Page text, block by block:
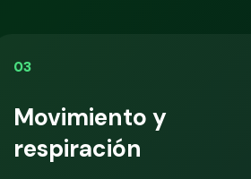
03
Movimiento y
respiración